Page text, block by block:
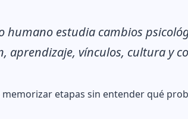
humano estudia cambios
aprendizaje, vínculos, cultura y
memorizar etapas sin entender qué